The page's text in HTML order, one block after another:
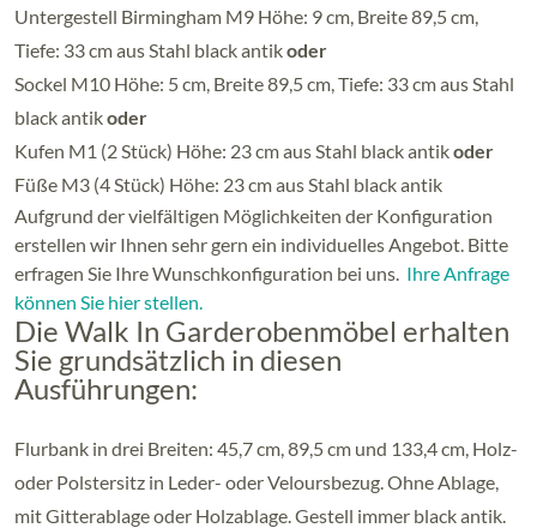
Untergestell Birmingham M9 Höhe: 9 cm, Breite 89,5 cm,
Tiefe: 33 cm aus Stahl black antikoder
Sockel M10 Höhe: 5 cm, Breite 89,5 cm, Tiefe: 33 cm aus Stahl
black antikoder
Kufen M1 (2 Stück) Höhe: 23 cm aus Stahl black antikoder
Füße M3 (4 Stück) Höhe: 23 cm aus Stahl black antik
Aufgrund der vielfältigen Möglichkeiten der Konfiguration
erstellen wir Ihnen sehr gern ein individuelles Angebot. Bitte
erfragen Sie Ihre Wunschkonfiguration bei uns. Ihre Anfrage
können Sie hier stellen.
Die Walk In Garderobenmöbel erhalten
Sie grundsätzlich in diesen
Ausführungen:
Flurbank in drei Breiten: 45,7 cm, 89,5 cm und 133,4 cm, Holz-
oder Polstersitz in Leder- oder Veloursbezug. Ohne Ablage,
mit Gitterablage oder Holzablage. Gestell immer black antik.